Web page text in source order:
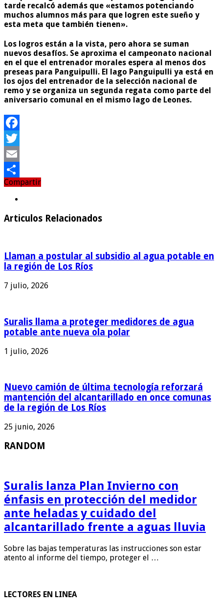
tarde recalcó además que «estamos potenciando
muchos alumnos más para que logren este sueño y
esta meta que también tienen».
Los logros están a la vista, pero ahora se suman
nuevos desafíos. Se aproxima el campeonato nacional
en el que el entrenador morales espera al menos dos
preseas para Panguipulli. El lago Panguipulli ya está en
los ojos del entrenador de la selección nacional de
remo y se organiza un segunda regata como parte del
aniversario comunal en el mismo lago de Leones.
Facebook
Twitter
Email
Compartir
Compartir
Articulos Relacionados
Llaman a postular al subsidio al agua potable en
la región de Los Ríos
7 julio, 2026
Suralis llama a proteger medidores de agua
potable ante nueva ola polar
1 julio, 2026
Nuevo camión de última tecnología reforzará
mantención del alcantarillado en once comunas
de la región de Los Ríos
25 junio, 2026
RANDOM
Suralis lanza Plan Invierno con
énfasis en protección del medidor
ante heladas y cuidado del
alcantarillado frente a aguas lluvia
Sobre las bajas temperaturas las instrucciones son estar
atento al informe del tiempo, proteger el …
LECTORES EN LINEA